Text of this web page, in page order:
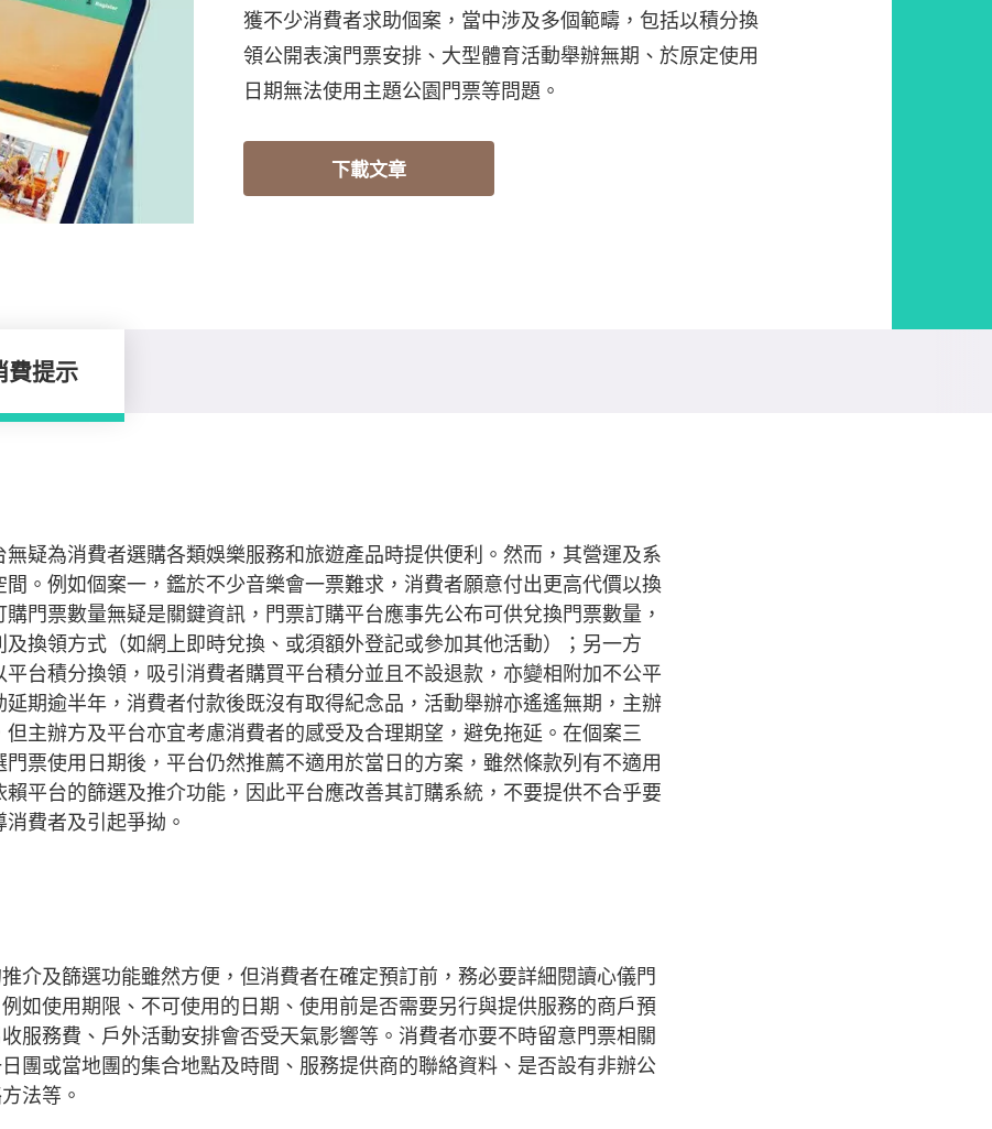
獲不少消費者求助個案，當中涉及多個範疇，包括以積分換
領公開表演門票安排、大型體育活動舉辦無期、於原定使用
日期無法使用主題公園門票等問題。
下載文章
費提示
疑為消費者選購各類娛樂服務和旅遊產品時提供便利。然而，其營運及系
。例如個案一，鑑於不少音樂會一票難求，消費者願意付出更高代價以換
門票數量無疑是關鍵資訊，門票訂購平台應事先公布可供兌換門票數量，
換領方式（如網上即時兌換、或須額外登記或參加其他活動）；另一方
台積分換領，吸引消費者購買平台積分並且不設退款，亦變相附加不公平
期逾半年，消費者付款後既沒有取得紀念品，活動舉辦亦遙遙無期，主辦
主辦方及平台亦宜考慮消費者的感受及合理期望，避免拖延。在個案三
票使用日期後，平台仍然推薦不適用於當日的方案，雖然條款列有不適用
平台的篩選及推介功能，因此平台應改善其訂購系統，不要提供不合乎要
費者及引起爭拗。
介及篩選功能雖然方便，但消費者在確定預訂前，務必要詳細閱讀心儀門
如使用期限、不可使用的日期、使用前是否需要另行與提供服務的商戶預
服務費、戶外活動安排會否受天氣影響等。消費者亦要不時留意門票相關
團或當地團的集合地點及時間、服務提供商的聯絡資料、是否設有非辦公
法等。